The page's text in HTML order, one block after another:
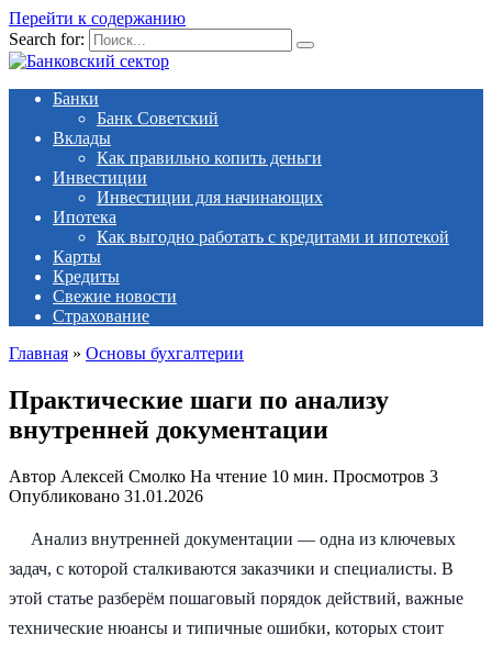
Перейти к содержанию
Search for:
Банки
Банк Советский
Вклады
Как правильно копить деньги
Инвестиции
Инвестиции для начинающих
Ипотека
Как выгодно работать с кредитами и ипотекой
Карты
Кредиты
Свежие новости
Страхование
Главная » Основы бухгалтерии
Практические шаги по анализу
внутренней документации
Автор Алексей Смолко На чтение 10 мин. Просмотров 3
Опубликовано 31.01.2026
Анализ внутренней документации — одна из ключевых
задач, с которой сталкиваются заказчики и специалисты. В
этой статье разберём пошаговый порядок действий, важные
технические нюансы и типичные ошибки, которых стоит